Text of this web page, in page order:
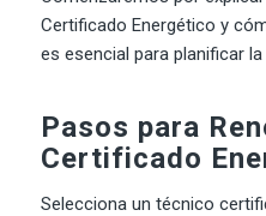
Certificado Energético y
es esencial para planificar
Pasos para
Certificado
Selecciona un técnico